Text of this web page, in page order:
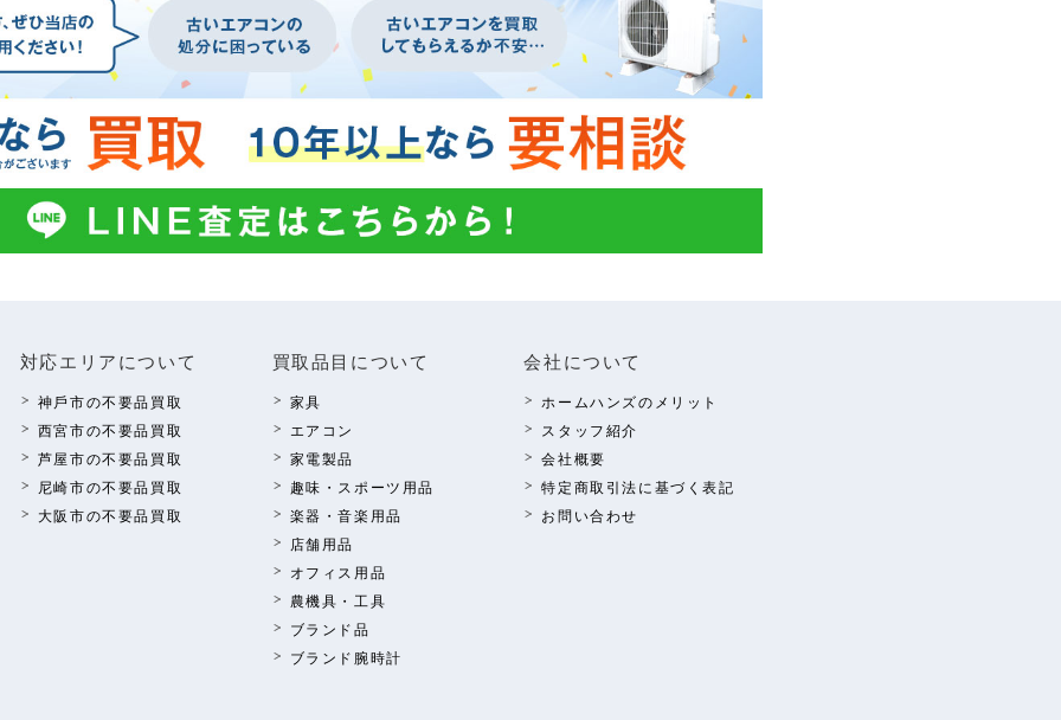
対応エリアについて
神⼾市の不要品買取
西宮市の不要品買取
芦屋市の不要品買取
尼崎市の不要品買取
⼤阪市の不要品買取
買取品⽬について
家具
エアコン
家電製品
趣味・スポーツ⽤品
楽器・⾳楽⽤品
店舗⽤品
オフィス⽤品
農機具・⼯具
ブランド品
ブランド腕時計
会社について
ホームハンズのメリット
スタッフ紹介
会社概要
特定商取引法に基づく表記
お問い合わせ